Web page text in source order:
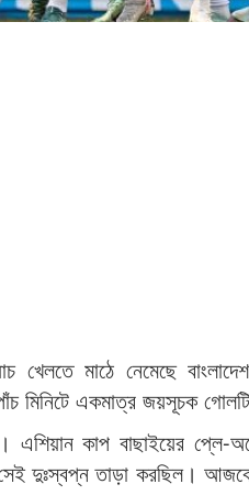
খেলতে মাঠে নেমেছে
মিনিটে একমাত্র জয়সূচক
এশিয়ান কাপ বাছাইয়ের
দুঃস্বপ্ন তাড়া করছিল।